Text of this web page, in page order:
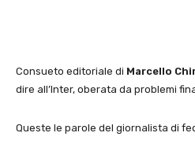
Consueto editoriale di Marcello
dire all’Inter, oberata da problemi
Queste le parole del giornalista di